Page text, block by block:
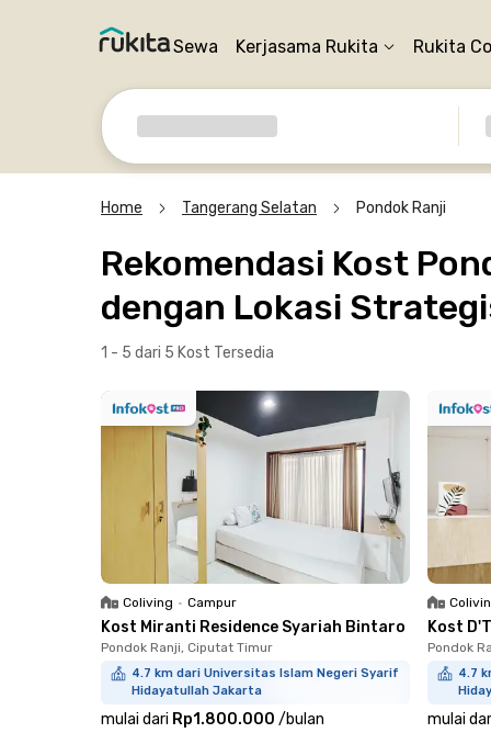
Sewa Kerjasama Rukita Rukita
Home Tangerang Selatan Pondok Ranji
Rekomendasi Kost
dengan Lokasi
1 - 5 dari 5 Kost Tersedia
Coliving • Campur
Kost Miranti Residence Syariah Bintaro
Pondok Ranji, Ciputat Timur
4.7 km dari Universitas Islam Negeri Syarif
Hidayatullah Jakarta
mulai dari Rp1.800.000 /bulan
Kost
Pondok
4.7
mulai